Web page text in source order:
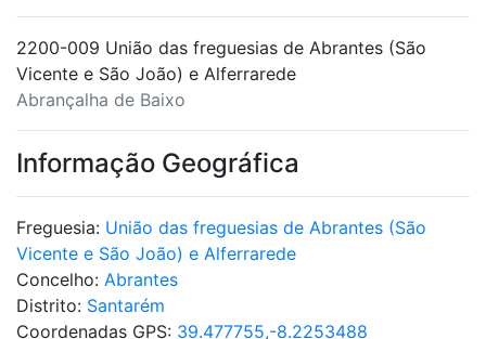
2200-009 União das freguesias de Abrantes (São
Vicente e São João) e Alferrarede
Abrançalha de Baixo
Informação Geográfica
Freguesia: União das freguesias de Abrantes (São
Vicente e São João) e Alferrarede
Concelho: Abrantes
Distrito: Santarém
Coordenadas GPS: 39.477755,-8.2253488